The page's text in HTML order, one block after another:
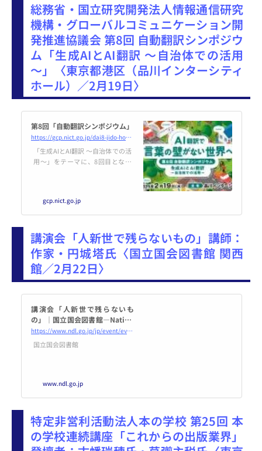
無料
総務省・国立研究開発法人情報通信研究
機構・グローバルコミュニケーション開
発推進協議会 第8回 自動翻訳シンポジウ
ム「生成AIとAI翻訳 ～自治体での活用
～」〈東京都港区（品川インターシティ
ホール）／2月19日〉
第8回「自動翻訳シンポジウム」
https://gcp.nict.go.jp/dai8-jido-hon-yaku/
「生成AIとAI翻訳 ～自治体での活
用～」をテーマに、8回目となる
究者による最新の技術動向や、開
発メーカーによる、各自治体での
関する講演を行います。また、会
場ホワイエでは企業・団体による
最新の自動翻訳製品・サービス等
の展示も行います。合わせて、今
回は希望参加者による懇親会も行
gcp.nict.go.jp
講演会「人新世で残らないもの」講師：
作家・円城塔氏〈国立国会図書館 関西
館／2月22日〉
講演会「人新世で残らないも
の」｜国立国会図書館―Nation
al Diet Library
https://www.ndl.go.jp/jp/event/events/kansai_20250222.html
国立国会図書館
www.ndl.go.jp
特定非営利活動法人本の学校 第25回 本
の学校連続講座「これからの出版業界」